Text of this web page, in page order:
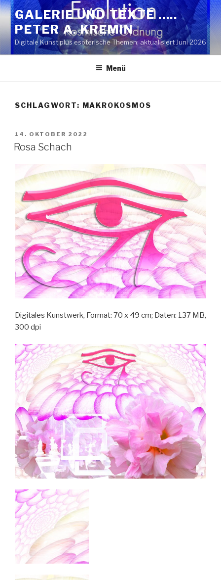
Zum
Inhalt
springen
GALERIE UND TEXTE …..
PETER A. KREMIN
Digitale Kunst plus esoterische Themen; aktualisiert Juni 2026
Menü
SCHLAGWORT: MAKROKOSMOS
VERÖFFENTLICHT
AM
14. OKTOBER 2022
Rosa Schach
Digitales Kunstwerk, Format: 70 x 49 cm; Daten: 137 MB,
300 dpi